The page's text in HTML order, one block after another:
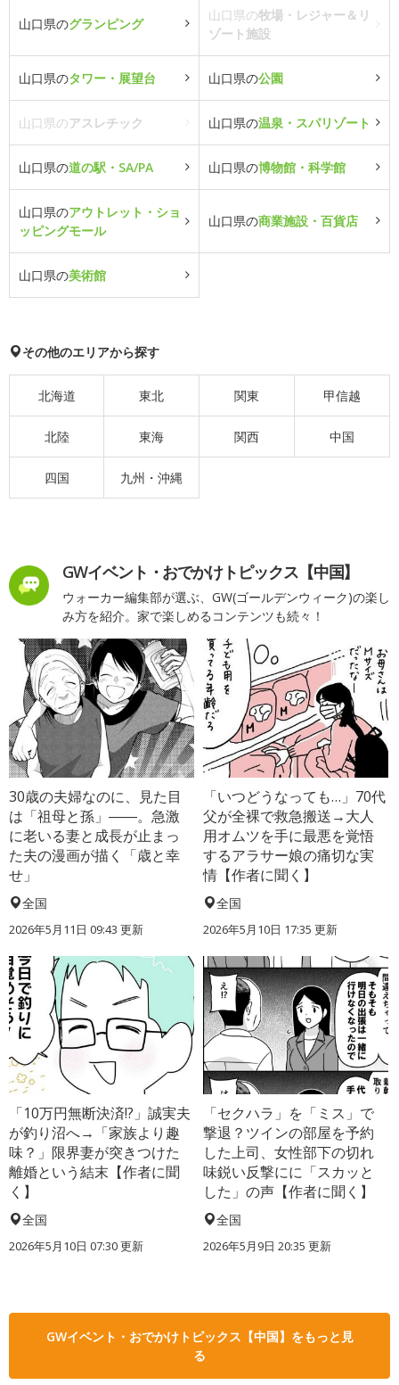
山口県のグランピング
山口県の牧場・レジャー＆リ
ゾート施設
山口県のタワー・展望台 山口県の公園
山口県のアスレチック 山口県の温泉・スパリゾート
山口県の道の駅・SA/PA 山口県の博物館・科学館
山口県のアウトレット・ショ
ッピングモール
山口県の商業施設・百貨店
山口県の美術館
その他のエリアから探す
北海道 東北 関東 甲信越
北陸 東海 関西 中国
四国 九州・沖縄
GWイベント・おでかけトピックス【中国】
ウォーカー編集部が選ぶ、GW(ゴールデンウィーク)の楽し
み方を紹介。家で楽しめるコンテンツも続々！
30歳の夫婦なのに、見た目
は「祖母と孫」――。急激
に老いる妻と成長が止まっ
た夫の漫画が描く「歳と幸
せ」
全国
2026年5月11日 09:43 更新
「いつどうなっても…」70代
父が全裸で救急搬送→大人
用オムツを手に最悪を覚悟
するアラサー娘の痛切な実
情【作者に聞く】
全国
2026年5月10日 17:35 更新
「10万円無断決済!?」誠実夫
が釣り沼へ→「家族より趣
味？」限界妻が突きつけた
離婚という結末【作者に聞
く】
全国
2026年5月10日 07:30 更新
「セクハラ」を「ミス」で
撃退？ツインの部屋を予約
した上司、女性部下の切れ
味鋭い反撃にに「スカッと
した」の声【作者に聞く】
全国
2026年5月9日 20:35 更新
GWイベント・おでかけトピックス【中国】をもっと見
る